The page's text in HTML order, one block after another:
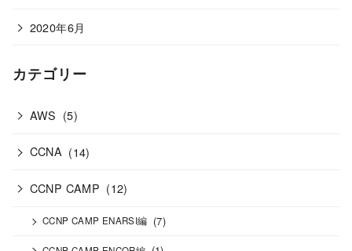
2020年6月
カテゴリー
AWS (5)
CCNA (14)
CCNP CAMP (12)
CCNP CAMP ENARSI編 (7)